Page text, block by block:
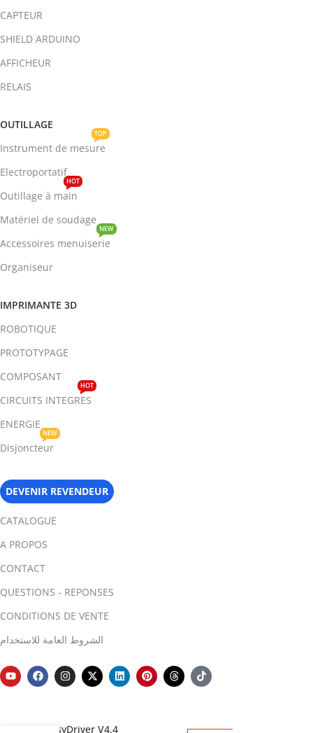
CAPTEUR
SHIELD ARDUINO
AFFICHEUR
RELAIS
OUTILLAGE
Instrument de mesure
TOP
Electroportatif
Outillage à main
HOT
Matériel de soudage
Accessoires menuiserie
NEW
Organiseur
IMPRIMANTE 3D
ROBOTIQUE
PROTOTYPAGE
COMPOSANT
CIRCUITS INTEGRES
HOT
ENERGIE
Disjoncteur
NEW
DEVENIR REVENDEUR
CATALOGUE
A PROPOS
CONTACT
QUESTIONS - REPONSES
CONDITIONS DE VENTE
الشروط العامة للاستخدام
EasyDriver V4.4